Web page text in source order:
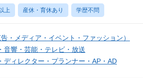
上 産休・育休あり 学歴不問
・メディア・イベント・ファッション）
音響・芸能・テレビ・放送
ディレクター・プランナー・AP・AD